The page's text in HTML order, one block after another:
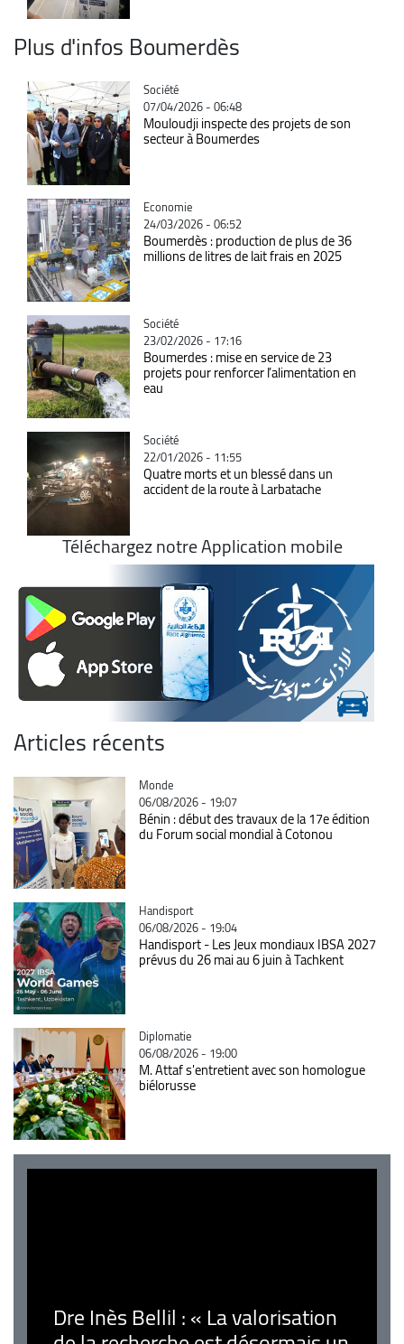
Plus d'infos Boumerdès
Catégorie
Société
07/04/2026 - 06:48
Mouloudji inspecte des projets de son
secteur à Boumerdes
Catégorie
Economie
24/03/2026 - 06:52
Boumerdès : production de plus de 36
millions de litres de lait frais en 2025
Catégorie
Société
23/02/2026 - 17:16
Boumerdes : mise en service de 23
projets pour renforcer l’alimentation en
eau
Catégorie
Société
22/01/2026 - 11:55
Quatre morts et un blessé dans un
accident de la route à Larbatache
Téléchargez notre Application mobile
Articles récents
Catégorie
Monde
06/08/2026 - 19:07
Bénin : début des travaux de la 17e édition
du Forum social mondial à Cotonou
Catégorie
Handisport
06/08/2026 - 19:04
Handisport - Les Jeux mondiaux IBSA 2027
prévus du 26 mai au 6 juin à Tachkent
Catégorie
Diplomatie
06/08/2026 - 19:00
M. Attaf s'entretient avec son homologue
biélorusse
Dre Inès Bellil : « La valorisation